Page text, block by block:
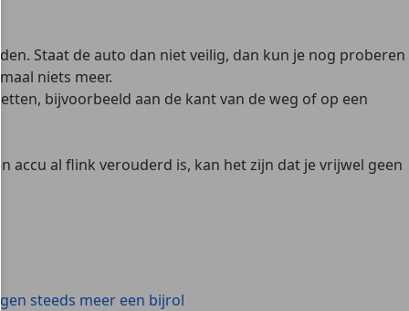
Staat de auto dan niet veilig, dan kun je nog proberen
niets meer.
bijvoorbeeld aan de kant van de weg of op een
al flink verouderd is, kan het zijn dat je vrijwel geen
steeds meer een bijrol